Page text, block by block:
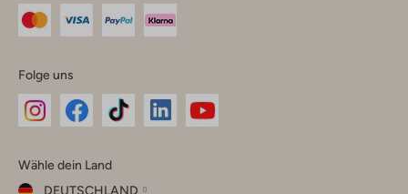
Folge uns
Instagram
Facebook
TikTok
Wähle dein Land
DEUTSCHLAND